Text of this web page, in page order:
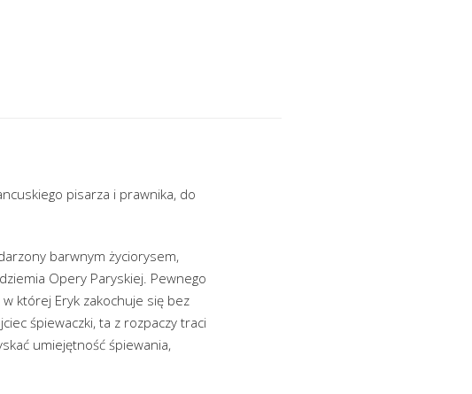
pisarza i prawnika, do
barwnym życiorysem,
Opery Paryskiej. Pewnego
której Eryk zakochuje się bez
śpiewaczki, ta z rozpaczy traci
umiejętność śpiewania,